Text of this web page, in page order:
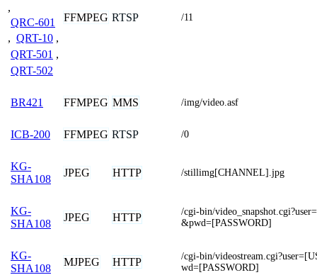
,
QRC-601
, QRT-10 ,
QRT-501 ,
QRT-502
FFMPEG RTSP /11
BR421 FFMPEG MMS /img/video.asf
ICB-200 FFMPEG RTSP /0
KG-
SHA108
JPEG HTTP /stillimg[CHANNEL].jpg
KG-
SHA108
JPEG HTTP
/cgi-bin/
&pwd=[PASSWORD]
KG-
SHA108
MJPEG HTTP
/cgi-bin/
wd=[PASSWORD]